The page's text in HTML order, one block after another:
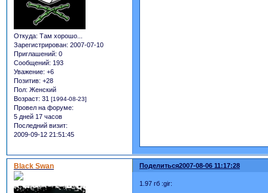
Откуда: Там хорошо...
Зарегистрирован: 2007-07-10
Приглашений: 0
Сообщений: 193
Уважение: +6
Позитив: +28
Пол: Женский
Возраст: 31 [1994-08-23]
Провел на форуме:
5 дней 17 часов
Последний визит:
2009-09-12 21:51:45
Поделиться2007-08-06 11:17:28
Black Swan
1.97 гб :gir: